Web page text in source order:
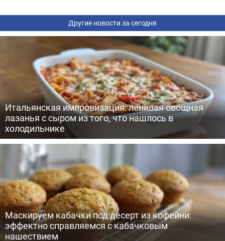
Другие новости за сегодня
Итальянская импровизация: ленивая овощная
лазанья с сыром из того, что нашлось в
холодильнике
Маскируем кабачки под десерт из кофейни:
эффектно справляемся с кабачковым
нашествием